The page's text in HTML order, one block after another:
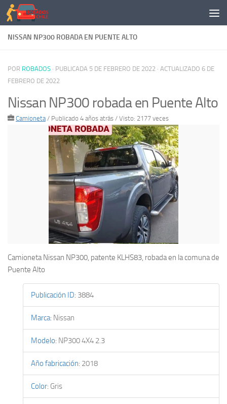
Saltar al contenido
NISSAN NP300 ROBADA EN PUENTE ALTO
POR ROBADOS · PUBLICADA 5 DE FEBRERO DE 2022 · ACTUALIZADO 6 DE
FEBRERO DE 2022
Nissan NP300 robada en Puente Alto
Camioneta/ Publicado 4 años atrás / Visto: 2177 veces
Camioneta Nissan NP300, patente KLHS83, robada en la comuna de
Puente Alto
Publicación ID: 3884
Marca: Nissan
Modelo: NP300 4X4 2.3
Año fabricación: 2018
Color: Gris